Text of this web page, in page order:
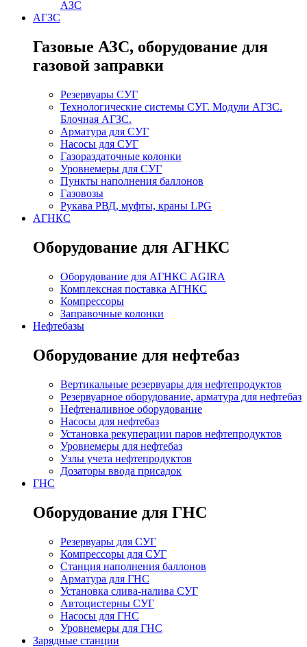
АЗС
АГЗС
Газовые АЗС, оборудование для
газовой заправки
Резервуары СУГ
Технологические системы СУГ. Модули АГЗС.
Блочная АГЗС.
Арматура для СУГ
Насосы для СУГ
Газораздаточные колонки
Уровнемеры для СУГ
Пункты наполнения баллонов
Газовозы
Рукава РВД, муфты, краны LPG
АГНКС
Оборудование для АГНКС
Оборудование для АГНКС AGIRA
Комплексная поставка АГНКС
Компрессоры
Заправочные колонки
Нефтебазы
Оборудование для нефтебаз
Вертикальные резервуары для нефтепродуктов
Резервуарное оборудование, арматура для нефтебаз
Нефтеналивное оборудование
Насосы для нефтебаз
Установка рекуперации паров нефтепродуктов
Уровнемеры для нефтебаз
Узлы учета нефтепродуктов
Дозаторы ввода присадок
ГНС
Оборудование для ГНС
Резервуары для СУГ
Компрессоры для СУГ
Станция наполнения баллонов
Арматура для ГНС
Установка слива-налива СУГ
Автоцистерны СУГ
Насосы для ГНС
Уровнемеры для ГНС
Зарядные станции